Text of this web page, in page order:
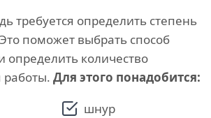
требуется определить степень
поможет выбрать способ
количество
работы. Для этого понадобится:
шнур